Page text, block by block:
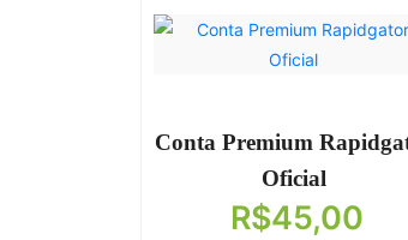
Conta Premium
Oficial
R$45,00